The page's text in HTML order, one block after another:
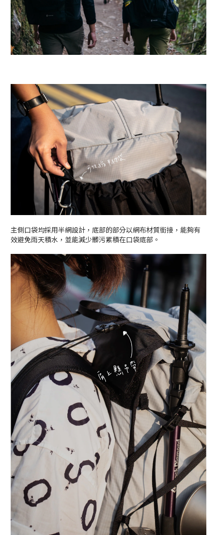
主側口袋均採用半網設計，底部的部分以網布材質銜接，能夠有
效避免雨天積水，並能減少髒污累積在口袋底部。